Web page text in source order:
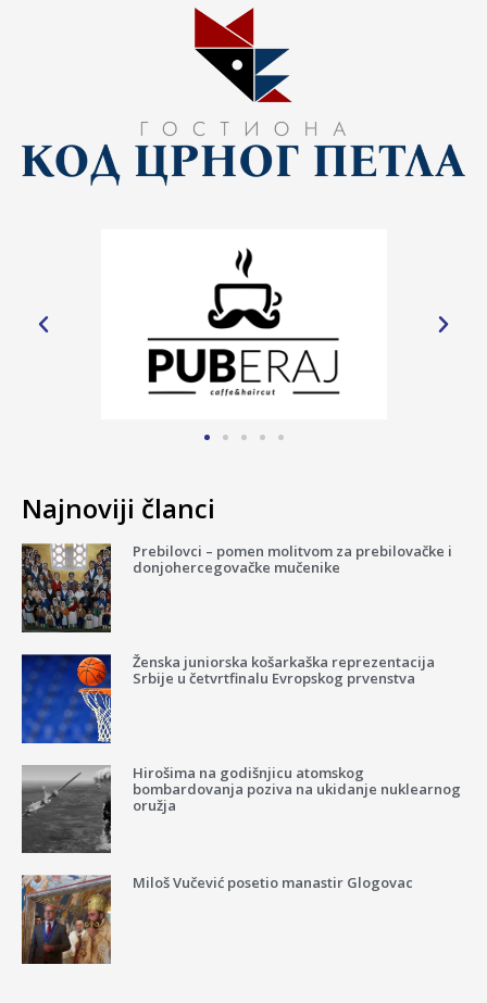
Najnoviji članci
Prebilovci – pomen molitvom za prebilovačke i
donjohercegovačke mučenike
Ženska juniorska košarkaška reprezentacija
Srbije u četvrtfinalu Evropskog prvenstva
Hirošima na godišnjicu atomskog
bombardovanja poziva na ukidanje nuklearnog
oružja
Miloš Vučević posetio manastir Glogovac